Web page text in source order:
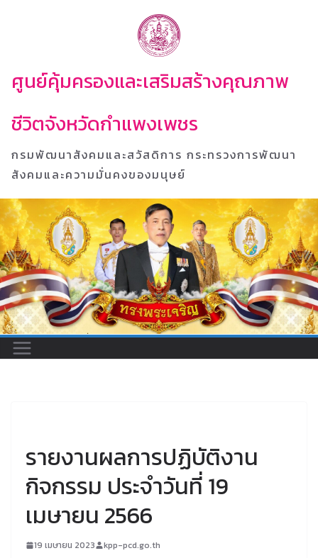
ศูนย์คุ้มครองและเสริมสร้างคุณภาพ
ชีวิตจังหวัดกำแพงเพชร
กรมพัฒนาสังคมและสวัสดิการ กระทรวงการพัฒนา
สังคมและความมั่นคงของมนุษย์
รายงานผลการปฏิบัติงาน
กิจกรรม ประจำวันที่ 19
เมษายน 2566
19 เมษายน 2023 kpp-pcd.go.th